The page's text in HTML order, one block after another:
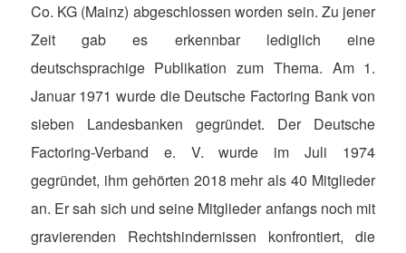
Co. KG (Mainz) abgeschlossen worden sein. Zu jener
Zeit gab es erkennbar lediglich eine
deutschsprachige Publikation zum Thema. Am 1.
Januar 1971 wurde die Deutsche Factoring Bank von
sieben Landesbanken gegründet. Der Deutsche
Factoring-Verband e. V. wurde im Juli 1974
gegründet, ihm gehörten 2018 mehr als 40 Mitglieder
an. Er sah sich und seine Mitglieder anfangs noch mit
gravierenden Rechtshindernissen konfrontiert, die